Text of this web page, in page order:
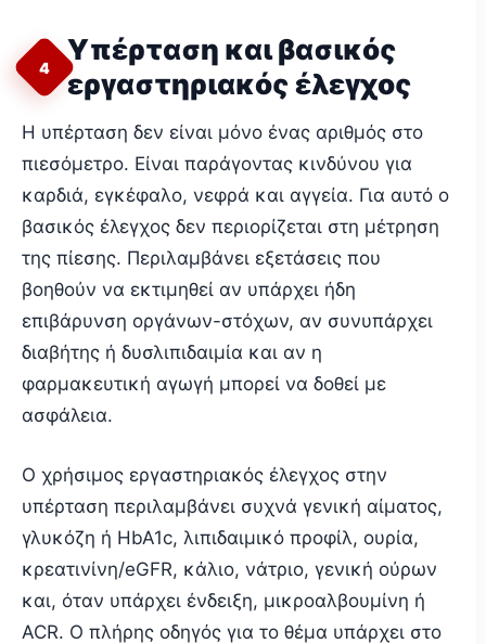
4
Υπέρταση και βασικός
εργαστηριακός έλεγχος
Η υπέρταση δεν είναι μόνο ένας αριθμός στο
πιεσόμετρο. Είναι παράγοντας κινδύνου για
καρδιά, εγκέφαλο, νεφρά και αγγεία. Για αυτό ο
βασικός έλεγχος δεν περιορίζεται στη μέτρηση
της πίεσης. Περιλαμβάνει εξετάσεις που
βοηθούν να εκτιμηθεί αν υπάρχει ήδη
επιβάρυνση οργάνων-στόχων, αν συνυπάρχει
διαβήτης ή δυσλιπιδαιμία και αν η
φαρμακευτική αγωγή μπορεί να δοθεί με
ασφάλεια.
Ο χρήσιμος εργαστηριακός έλεγχος στην
υπέρταση περιλαμβάνει συχνά γενική αίματος,
γλυκόζη ή HbA1c, λιπιδαιμικό προφίλ, ουρία,
κρεατινίνη/eGFR, κάλιο, νάτριο, γενική ούρων
και, όταν υπάρχει ένδειξη, μικροαλβουμίνη ή
ACR. Ο πλήρης οδηγός για το θέμα υπάρχει στο